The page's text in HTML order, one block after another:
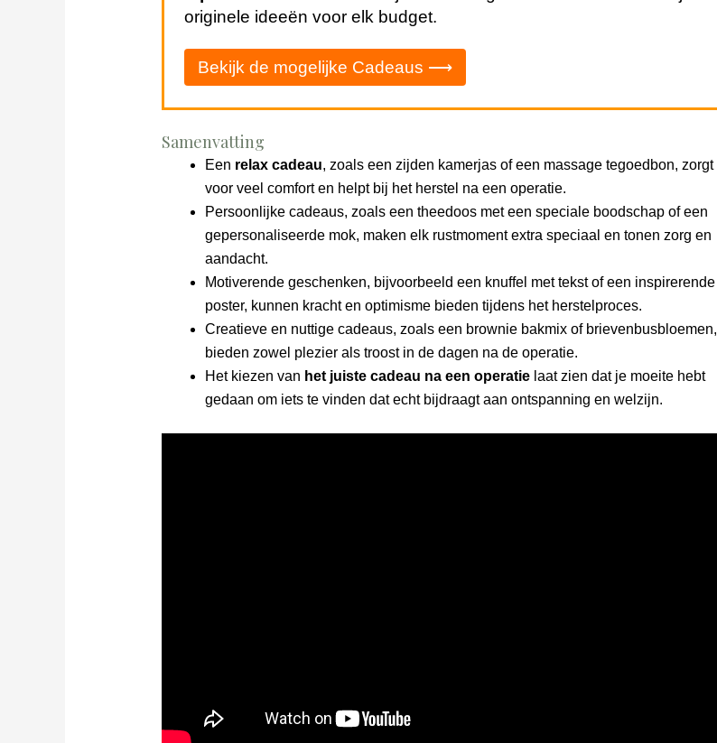
originele ideeën voor elk budget.
Bekijk de mogelijke Cadeaus ⟶
Samenvatting
Een relax cadeau, zoals een zijden kamerjas of een massage tegoedbon, zorgt
voor veel comfort en helpt bij het herstel na een operatie.
Persoonlijke cadeaus, zoals een theedoos met een speciale boodschap of een
gepersonaliseerde mok, maken elk rustmoment extra speciaal en tonen zorg en
aandacht.
Motiverende geschenken, bijvoorbeeld een knuffel met tekst of een inspirerende
poster, kunnen kracht en optimisme bieden tijdens het herstelproces.
Creatieve en nuttige cadeaus, zoals een brownie bakmix of brievenbusbloemen,
bieden zowel plezier als troost in de dagen na de operatie.
Het kiezen van het juiste cadeau na een operatielaat zien dat je moeite hebt
gedaan om iets te vinden dat echt bijdraagt aan ontspanning en welzijn.